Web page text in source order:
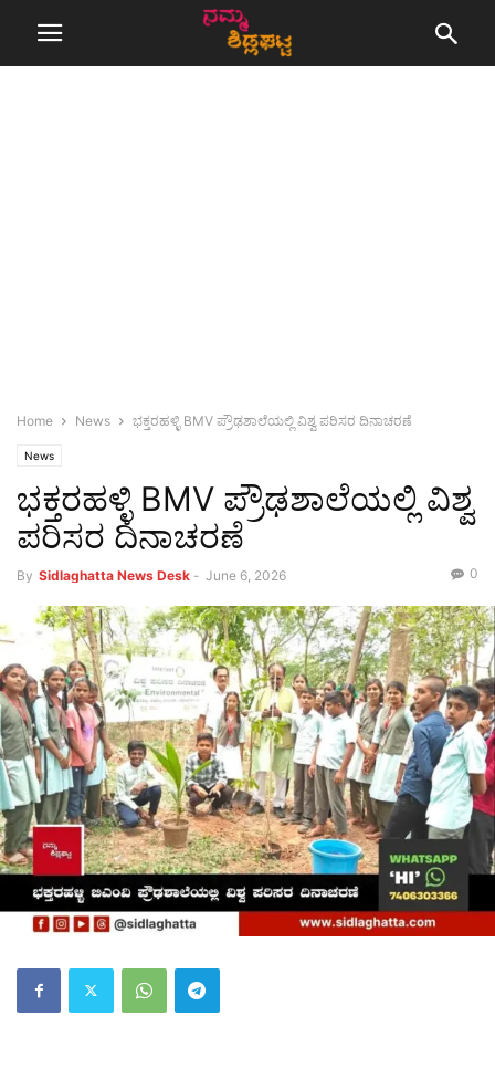
Home News ಭಕ್ತರಹಳ್ಳಿ BMV ಪ್ರೌಢಶಾಲೆಯಲ್ಲಿ ವಿಶ್ವ ಪರಿಸರ ದಿನಾಚರಣೆ
News
ಭಕ್ತರಹಳ್ಳಿ BMV ಪ್ರೌಢಶಾಲೆಯಲ್ಲಿ ವಿಶ್ವ
ಪರಿಸರ ದಿನಾಚರಣೆ
By Sidlaghatta News Desk - June 6, 2026 0